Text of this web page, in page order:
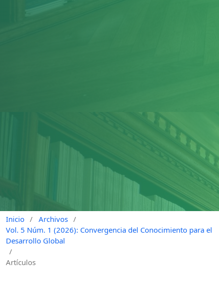
Inicio / Archivos /
Vol. 5 Núm. 1 (2026): Convergencia del Conocimiento para el
Desarrollo Global
/
Artículos